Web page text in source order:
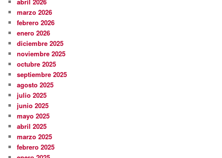
marzo 2026
febrero 2026
enero 2026
diciembre 2025
noviembre 2025
octubre 2025
septiembre 2025
agosto 2025
julio 2025
junio 2025
mayo 2025
abril 2025
marzo 2025
febrero 2025